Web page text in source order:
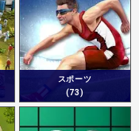
スポーツ
(73)